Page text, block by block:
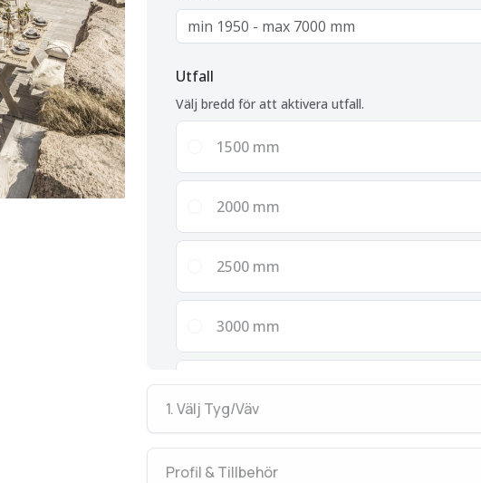
Utfall
Välj bredd för att aktivera utfall.
1500 mm
2000 mm
2500 mm
3000 mm
3500mm
4000mm
1. Välj Tyg/Väv
Profil & Tillbehör